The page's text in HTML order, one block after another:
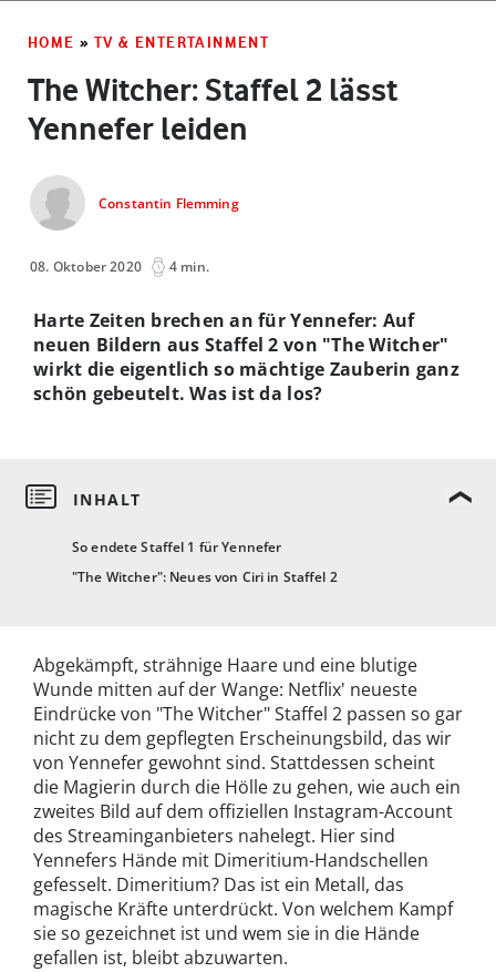
HOME » TV & ENTERTAINMENT
The Witcher: Staffel 2 lässt
Yennefer leiden
Constantin Flemming
08. Oktober 2020 4 min.
So endete Staffel 1 für Yennefer
"The Witcher": Neues von Ciri in Staffel 2
Harte Zeiten brechen an für Yennefer: Auf
neuen Bildern aus Staffel 2 von "The Witcher"
wirkt die eigentlich so mächtige Zauberin ganz
schön gebeutelt. Was ist da los?
Abgekämpft, strähnige Haare und eine blutige
Wunde mitten auf der Wange: Netflix' neueste
Eindrücke von "The Witcher" Staffel 2 passen so gar
nicht zu dem gepflegten Erscheinungsbild, das wir
von Yennefer gewohnt sind. Stattdessen scheint
die Magierin durch die Hölle zu gehen, wie auch ein
zweites Bild auf dem offiziellen Instagram-Account
des Streaminganbieters nahelegt. Hier sind
Yennefers Hände mit Dimeritium-Handschellen
gefesselt. Dimeritium? Das ist ein Metall, das
magische Kräfte unterdrückt. Von welchem Kampf
sie so gezeichnet ist und wem sie in die Hände
gefallen ist, bleibt abzuwarten.